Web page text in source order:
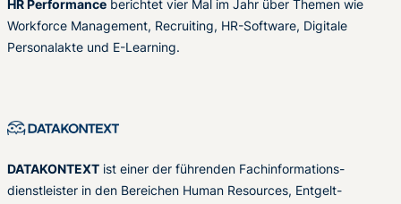
HR Performance berichtet vier Mal im Jahr über Themen wie
Workforce Management, Recruiting, HR-Software, Digitale
Personalakte und E-Learning.
DATAKONTEXT ist einer der führenden Fachinformations-
dienstleister in den Bereichen Human Resources, Entgelt-